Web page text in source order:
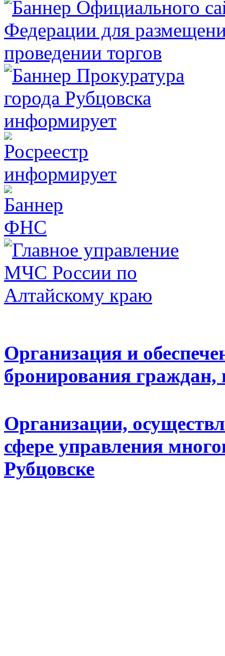
Организация и
бронирования
Организации,
сфере управления
Рубцовске